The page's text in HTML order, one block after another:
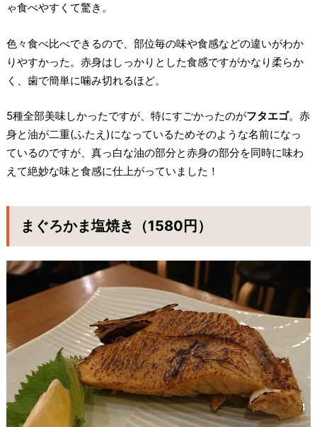
ゃ食べやすくて驚き。
色々食べ比べできるので、部位毎の味や食感などの違いがわか
りやすかった。赤身はしっかりとした食感ですがかなり柔らか
く、歯で簡単に噛み切れるほど。
5種全部美味しかったですが、特にすごかったのがフタエゴ。赤
身と油が二重(ふたえ)になっているためそのような名前になっ
ているのですが、真っ白な油の部分と赤身の部分を同時に味わ
えて絶妙な味と食感に仕上がっていました！
まぐろかま塩焼き（1580円）